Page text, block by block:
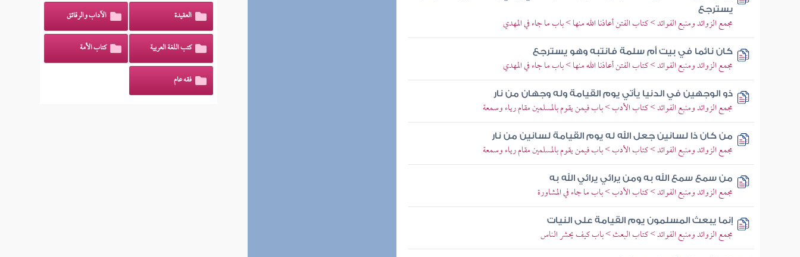
يسترجع
مجمع الزوائد ومنبع الفوائد > كتاب الفتن أعاذنا الله منها > باب ما جاء في المهدي
كان نائما في بيت أم سلمة فانتبه وهو يسترجع
مجمع الزوائد ومنبع الفوائد > كتاب الفتن أعاذنا الله منها > باب ما جاء في المهدي
ذو الوجهين في الدنيا يأتي يوم القيامة وله وجهان من نار
مجمع الزوائد ومنبع الفوائد > كتاب الأدب > باب فيمن يقوم بالمسلمين مقام رياء وسمعة
من كان ذا لسانين جعل الله له يوم القيامة لسانين من نار
مجمع الزوائد ومنبع الفوائد > كتاب الأدب > باب فيمن يقوم بالمسلمين مقام رياء وسمعة
من سمع سمع الله به ومن يرائي يرائي الله به
مجمع الزوائد ومنبع الفوائد > كتاب الأدب > باب ما جاء في المشاورة
إنما يبعث المسلمون يوم القيامة على النيات
مجمع الزوائد ومنبع الفوائد > كتاب البعث > باب كيف يحشر الناس
العقيدة الآداب والرقائق
كتب اللغة العربية كتاب الأمة
فقه عام